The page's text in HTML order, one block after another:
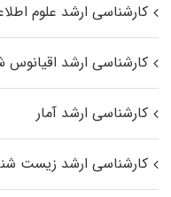
کارشناسی ارشد علوم
کارشناسی ارشد
کارشناسی ارشد آمار
کارشناسی ارشد زیست